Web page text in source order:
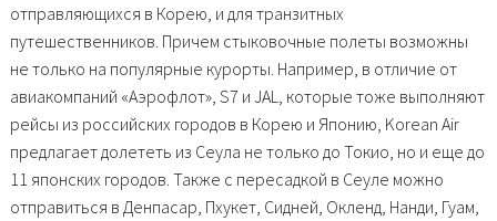
отправляющихся в Корею, и для транзитных
путешественников. Причем стыковочные полеты возможны
не только на популярные курорты. Например, в отличие от
авиакомпаний «Аэрофлот», S7 и JAL, которые тоже выполняют
рейсы из российских городов в Корею и Японию, Korean Air
предлагает долететь из Сеула не только до Токио, но и еще до
11 японских городов. Также с пересадкой в Сеуле можно
отправиться в Денпасар, Пхукет, Сидней, Окленд, Нанди, Гуам,